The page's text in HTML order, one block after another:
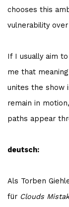
chooses this
vulnerability
If I usually aim
me that
unites the show
remain in
paths appear
deutsch:
Als Torben
für Clouds